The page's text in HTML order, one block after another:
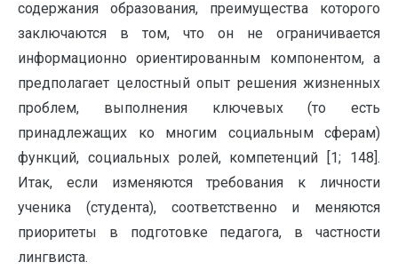
содержания образования, преимущества которого
заключаются в том, что он не ограничивается
информационно ориентированным компонентом, а
предполагает целостный опыт решения жизненных
проблем, выполнения ключевых (то есть
принадлежащих ко многим социальным сферам)
функций, социальных ролей, компетенций [1; 148].
Итак, если изменяются требования к личности
ученика (студента), соответственно и меняются
приоритеты в подготовке педагога, в частности
лингвиста.